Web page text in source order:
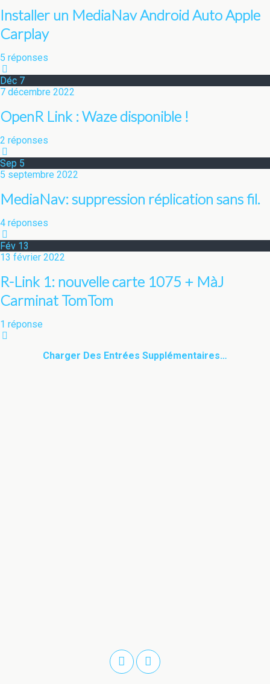
Installer un MediaNav Android Auto Apple
Carplay
5 réponses
Déc 7
7 décembre 2022
OpenR Link : Waze disponible !
2 réponses
Sep 5
5 septembre 2022
MediaNav: suppression réplication sans fil.
4 réponses
Fév 13
13 février 2022
R-Link 1: nouvelle carte 1075 + MàJ
Carminat TomTom
1 réponse
Charger Des Entrées Supplémentaires…